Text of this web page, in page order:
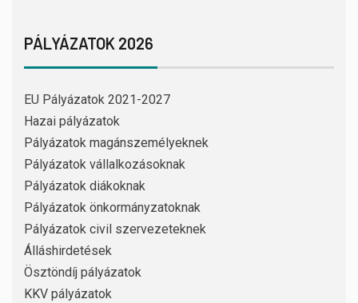
PÁLYÁZATOK 2026
EU Pályázatok 2021-2027
Hazai pályázatok
Pályázatok magánszemélyeknek
Pályázatok vállalkozásoknak
Pályázatok diákoknak
Pályázatok önkormányzatoknak
Pályázatok civil szervezeteknek
Álláshirdetések
Ösztöndíj pályázatok
KKV pályázatok